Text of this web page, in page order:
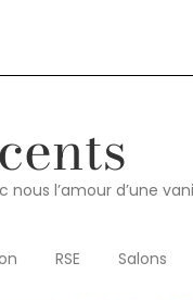
l’amour d’une
RSE Salons